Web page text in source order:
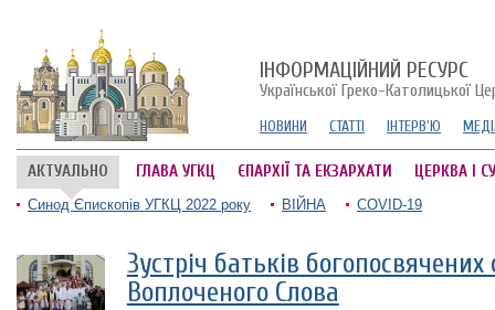
ІНФОРМАЦІЙНИЙ РЕСУРС
Української Греко-Католицької
НОВИНИ СТАТТІ ІНТЕРВ'Ю
АКТУАЛЬНО ГЛАВА УГКЦ ЄПАРХІЇ ТА ЕКЗАРХАТИ ЦЕРКВА І
Синод Єпископів УГКЦ 2022 року ВІЙНА COVID-19
Зустріч батьків
Воплоченого Слова